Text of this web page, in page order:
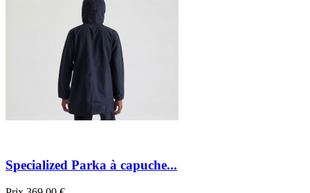
Specialized Parka à capuche...